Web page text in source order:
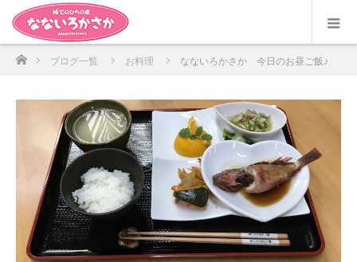
ホームブログ一覧 お料理 なないろかさか 今日のお昼ご飯♪